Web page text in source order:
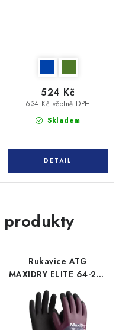
Skladem
634 Kč včetně DPH
524 Kč
produkty
Rukavice ATG
MAXIDRY ELITE 64-225
máčené